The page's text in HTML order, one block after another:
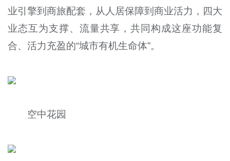
业引擎到商旅配套，从人居保障到商业活力，四大
业态互为支撑、流量共享，共同构成这座功能复
合、活力充盈的“城市有机生命体”。
空中花园